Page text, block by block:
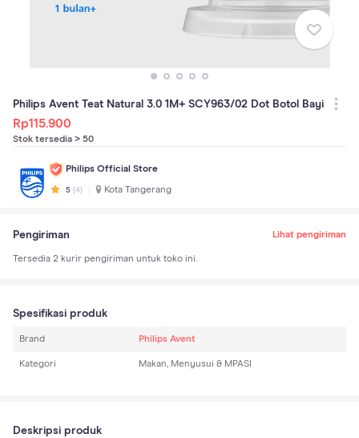
Philips Avent Teat Natural 3.0 1M+ SCY963/02 Dot Botol Bayi
Rp115.900
Stok tersedia > 50
Philips Official Store
5 (4) Kota Tangerang
Pengiriman Lihat pengiriman
Tersedia 2 kurir pengiriman untuk toko ini.
Spesifikasi produk
Brand Philips Avent
Kategori Makan, Menyusui & MPASI
Deskripsi produk